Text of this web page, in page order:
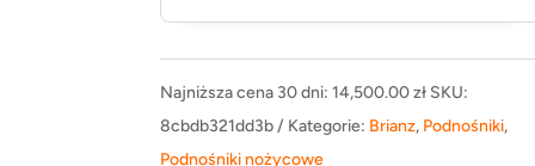
Najniższa cena 30 dni:14,500.00zł SKU:
8cbdb321dd3b
Kategorie: Brianz, Podnośniki,
Podnośniki nożycowe